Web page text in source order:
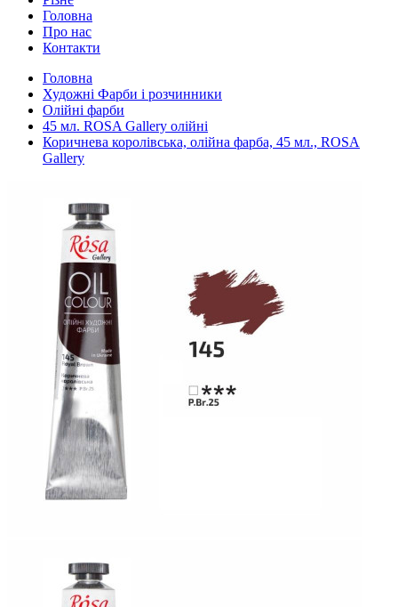
Головна
Про нас
Контакти
Головна
Художні Фарби і розчинники
Олійні фарби
45 мл. ROSA Gallery олійні
Коричнева королівська, олійна фарба, 45 мл., ROSA
Gallery